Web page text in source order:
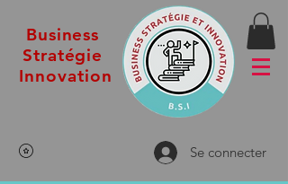
Business
Stratégie
Innovation
Se connecter